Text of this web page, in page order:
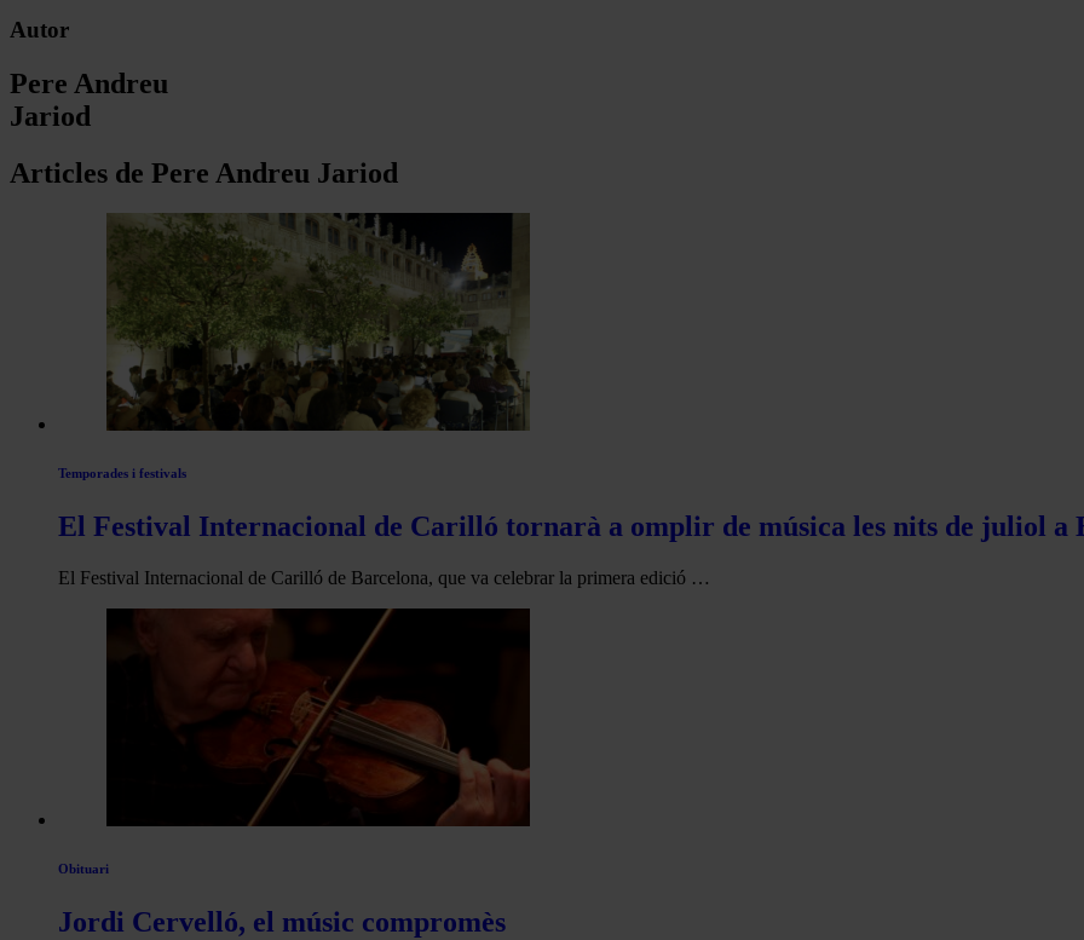
Autor
Pere Andreu
Jariod
Articles de Pere Andreu Jariod
Temporades i festivals
El Festival Internacional de Carilló tornarà a omplir de música les nits de juliol a
El Festival Internacional de Carilló de Barcelona, que va celebrar la primera edició …
Obituari
Jordi Cervelló, el músic compromès